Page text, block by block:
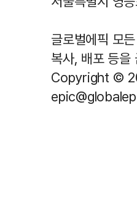
글로벌에픽 모
복사, 배포 등을
Copyright ©